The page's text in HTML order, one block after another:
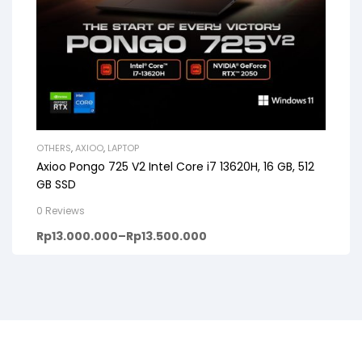
OTHERS,AXIOO, LAPTOP
Axioo Pongo 725 V2 Intel Core i7 13620H, 16 GB, 512
GB SSD
0 Reviews
Rp13.000.000–Rp13.500.000